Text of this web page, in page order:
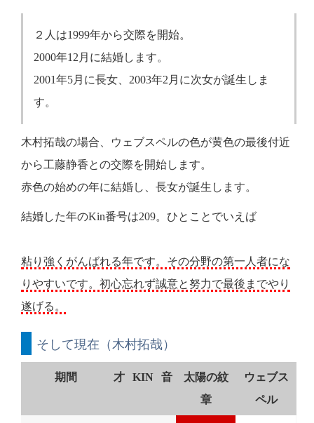
２人は1999年から交際を開始。
2000年12月に結婚します。
2001年5月に長女、2003年2月に次女が誕生しま
す。
木村拓哉の場合、ウェブスペルの色が黄色の最後付近
から工藤静香との交際を開始します。
赤色の始めの年に結婚し、長女が誕生します。
結婚した年のKin番号は209。ひとことでいえば
粘り強くがんばれる年です。その分野の第一人者にな
りやすいです。初心忘れず誠意と努力で最後までやり
遂げる。
そして現在（木村拓哉）
期間 才 KIN 音
太陽の紋
章
ウェブス
ペル